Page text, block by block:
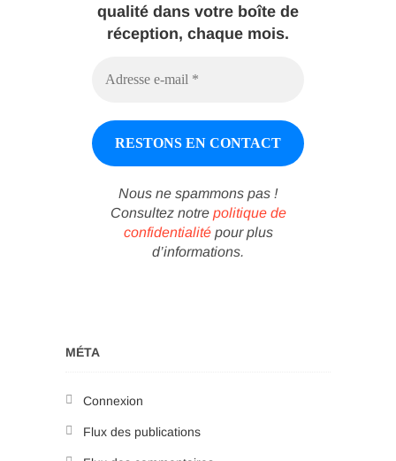
qualité dans votre boîte de
réception, chaque mois.
Nous ne spammons pas !
Consultez notre politique de
confidentialitépour plus
d’informations.
MÉTA
Connexion
Flux des publications